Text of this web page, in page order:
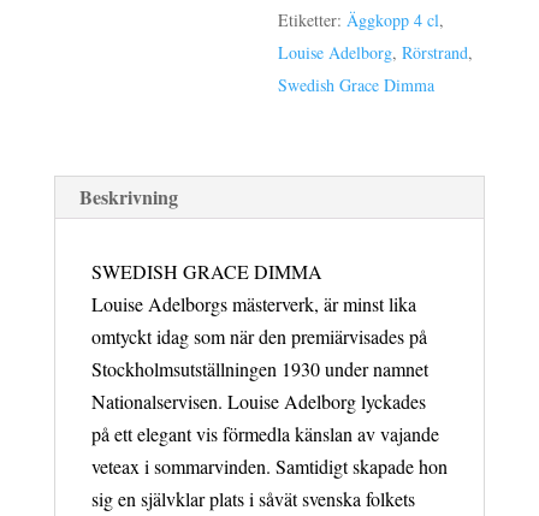
Etiketter: Äggkopp 4 cl,
Louise Adelborg,Rörstrand,
Swedish Grace Dimma
Beskrivning
SWEDISH GRACE DIMMA
Louise Adelborgs mästerverk, är minst lika
omtyckt idag som när den premiärvisades på
Stockholmsutställningen 1930 under namnet
Nationalservisen. Louise Adelborg lyckades
på ett elegant vis förmedla känslan av vajande
veteax i sommarvinden. Samtidigt skapade hon
sig en självklar plats i såvät svenska folkets